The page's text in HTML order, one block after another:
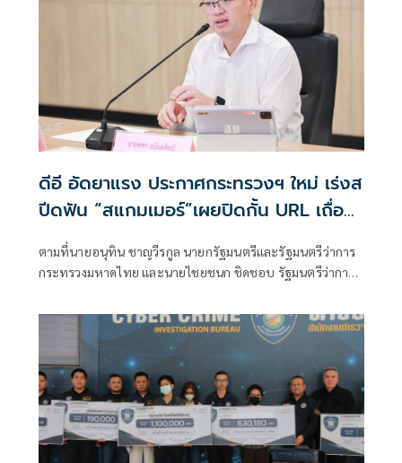
โดยยกระดับความสำคัญเรื่องการสร้างความตระหนักรู้เท่าทัน
ภัยอาชญากรรมทางเทคโนโลยี ข่าวปลอม และข้อมูลบิดเบือน
ดีอี อัดยาแรง ประกาศกระทรวงฯ ใหม่ เร่งส
ปีดฟัน “สแกมเมอร์”เผยปิดกั้น URL เถื่อน
แล้วกว่า 8.8 แสนรายการ
ตามที่นายอนุทิน ชาญวีรกูล นายกรัฐมนตรีและรัฐมนตรีว่าการ
กระทรวงมหาดไทย และนายไชยชนก ชิดชอบ รัฐมนตรีว่าการ
ป้องกันและปราบปรามอาชญากรรมออนไลน์ กระทรวงดีอี